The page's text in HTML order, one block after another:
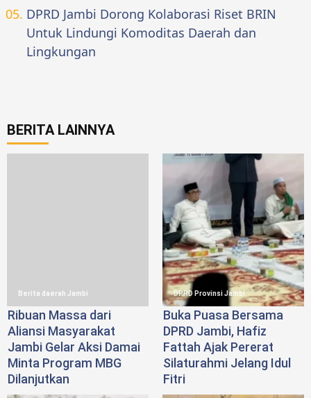
DPRD Jambi Dorong Kolaborasi Riset BRIN
Untuk Lindungi Komoditas Daerah dan
Lingkungan
BERITA LAINNYA
Berita daerah Jambi
Ribuan Massa dari
Aliansi Masyarakat
Jambi Gelar Aksi Damai
Minta Program MBG
Dilanjutkan
DPRD Provinsi Jambi
Buka Puasa Bersama
DPRD Jambi, Hafiz
Fattah Ajak Pererat
Silaturahmi Jelang Idul
Fitri